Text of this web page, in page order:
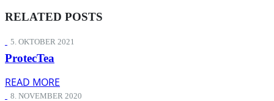
RELATED POSTS
5. OKTOBER 2021
ProtecTea
READ MORE
8. NOVEMBER 2020